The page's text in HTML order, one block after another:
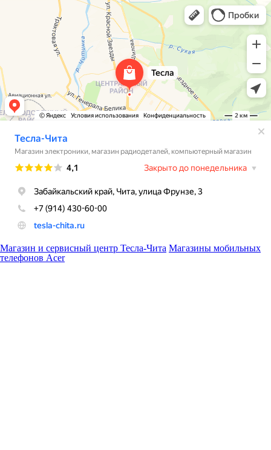
Магазин и сервисный центр Тесла-Чита Магазины мобильных
телефонов Acer